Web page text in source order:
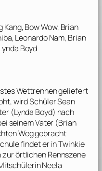
Kang, Bow Wow, Brian
Leonardo Nam, Brian
Boyd
Wettrennen geliefert
wird Schüler Sean
(Lynda Boyd) nach
seinem Vater (Brian
Weg gebracht
findet er in Twinkie
zur örtlichen Rennszene
Neela